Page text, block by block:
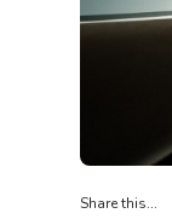
Share this...